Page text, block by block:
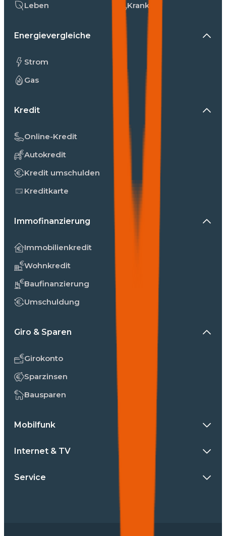
Leben
Kranken
Energievergleiche
Strom
Gas
Kredit
Online-Kredit
Autokredit
Kredit umschulden
Kreditkarte
Immofinanzierung
Immobilienkredit
Wohnkredit
Baufinanzierung
Umschuldung
Giro & Sparen
Girokonto
Sparzinsen
Bausparen
Mobilfunk
Internet & TV
Service